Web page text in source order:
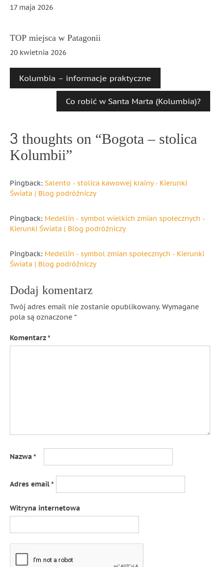
17 maja 2026
TOP miejsca w Patagonii
20 kwietnia 2026
Kolumbia – informacje praktyczne
Co robić w Santa Marta (Kolumbia)?
3 thoughts on “Bogota – stolica
Kolumbii”
Pingback: Salento - stolica kawowej krainy - Kierunki
Świata | Blog podróżniczy
Pingback: Medellin - symbol wielkich zmian społecznych -
Kierunki Świata | Blog podróżniczy
Pingback: Medellin - symbol zmian społecznych - Kierunki
Świata | Blog podróżniczy
Dodaj komentarz
Twój adres email nie zostanie opublikowany. Wymagane
pola są oznaczone *
Komentarz*
Nazwa*
Adres email*
Witryna internetowa